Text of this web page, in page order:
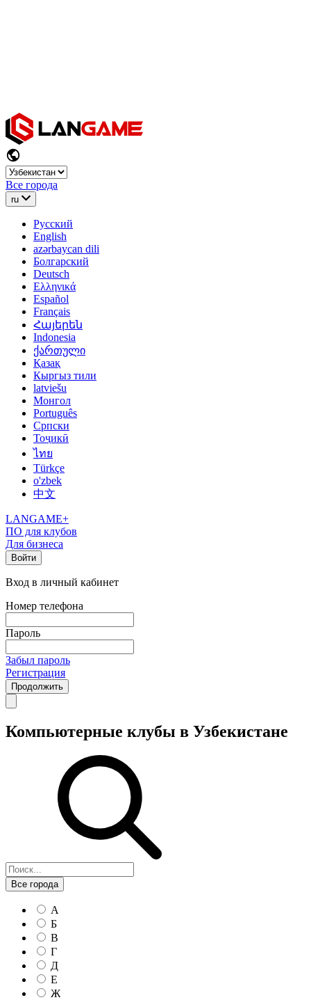
Все города
ru
Русский
English
azərbaycan dili
Болгарский
Deutsch
Ελληνικά
Español
Français
Հայերեն
Indonesia
ქართული
Қазақ
Кыргыз тили
latviešu
Монгол
Português
Српски
Тоҷикӣ
ไทย
Türkçe
o'zbek
中文
LANGAME+
ПО для клубов
Для бизнеса
Войти
Вход в личный кабинет
Номер телефона
Пароль
Забыл пароль
Регистрация
Продолжить
Компьютерные клубы в Узбекистане
Все города
А
Б
В
Г
Д
Е
Ж